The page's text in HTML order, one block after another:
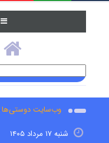
وب‌سایت دوستی‌ها
شنبه ۱۷ مرداد ۱۴۰۵